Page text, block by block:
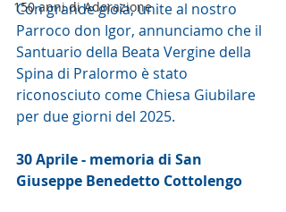
150 anni di Adorazione
Con grande gioia, unite al nostro
Parroco don Igor, annunciamo che il
Santuario della Beata Vergine della
Spina di Pralormo è stato
riconosciuto come Chiesa Giubilare
per due giorni del 2025.
30 Aprile - memoria di San
Giuseppe Benedetto Cottolengo